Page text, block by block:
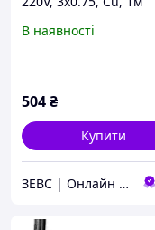
В наявності
504₴
Купити
ЗЕВС | Онлайн Гипермаркет